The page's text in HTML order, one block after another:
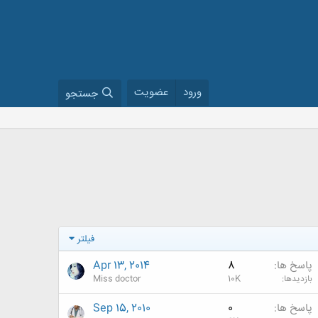
ورود عضویت جستجو
فیلتر
پاسخ ها 8
بازدیدها 10K
Apr 13, 2014
Miss doctor
پاسخ ها 0
Sep 15, 2010